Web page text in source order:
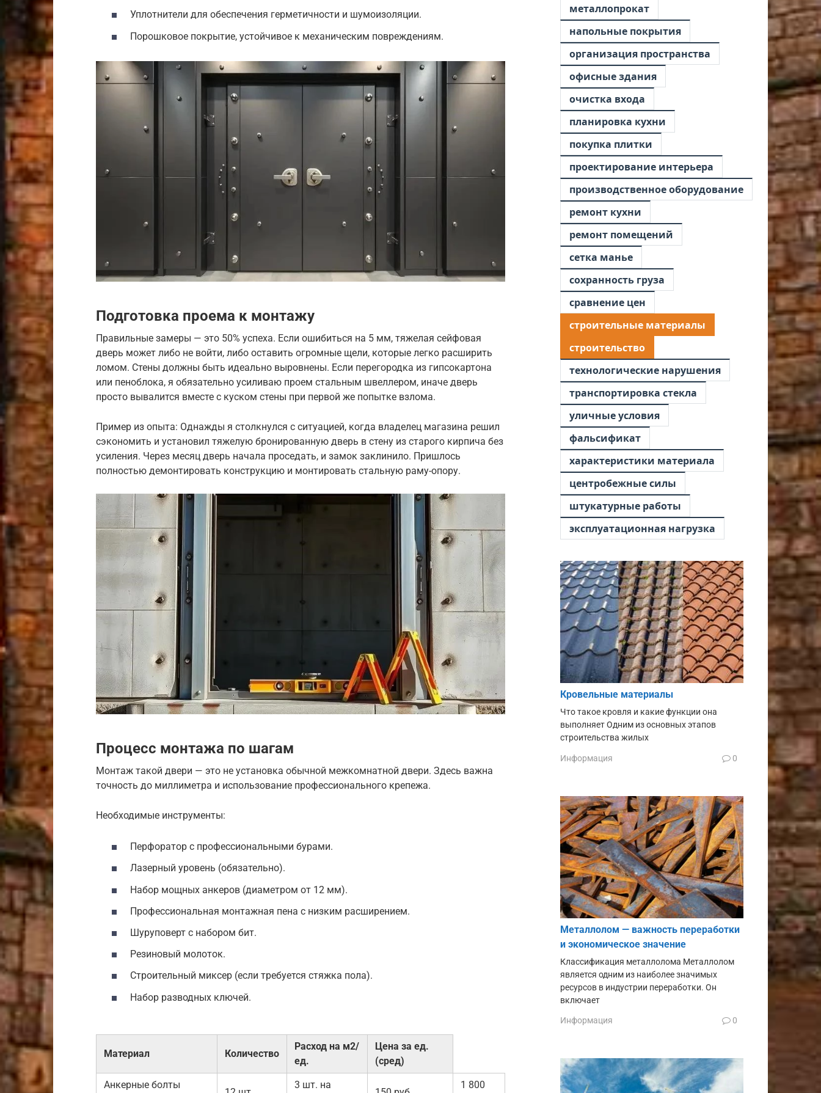
Уплотнители для обеспечения герметичности и шумоизоляции.
Порошковое покрытие, устойчивое к механическим повреждениям.
Подготовка проема к монтажу
Правильные замеры — это 50% успеха. Если ошибиться на 5 мм, тяжелая сейфовая
дверь может либо не войти, либо оставить огромные щели, которые легко расширить
ломом. Стены должны быть идеально выровнены. Если перегородка из гипсокартона
или пеноблока, я обязательно усиливаю проем стальным швеллером, иначе дверь
просто вывалится вместе с куском стены при первой же попытке взлома.
Пример из опыта: Однажды я столкнулся с ситуацией, когда владелец магазина решил
сэкономить и установил тяжелую бронированную дверь в стену из старого кирпича без
усиления. Через месяц дверь начала проседать, и замок заклинило. Пришлось
полностью демонтировать конструкцию и монтировать стальную раму-опору.
Процесс монтажа по шагам
Монтаж такой двери — это не установка обычной межкомнатной двери. Здесь важна
точность до миллиметра и использование профессионального крепежа.
Необходимые инструменты:
Перфоратор с профессиональными бурами.
Лазерный уровень (обязательно).
Набор мощных анкеров (диаметром от 12 мм).
Профессиональная монтажная пена с низким расширением.
Шуруповерт с набором бит.
Резиновый молоток.
Строительный миксер (если требуется стяжка пола).
Набор разводных ключей.
Материал Количество
Расход на м2/
ед.
Цена за ед.
(сред)
Анкерные болты 3 шт. на 1 800
металлопрокат
напольные покрытия
организация пространства
офисные здания
очистка входа
планировка кухни
покупка плитки
проектирование интерьера
производственное оборудование
ремонт кухни
ремонт помещений
сетка манье
сохранность груза
сравнение цен
строительные материалы
строительство
технологические нарушения
транспортировка стекла
уличные условия
фальсификат
характеристики материала
центробежные силы
штукатурные работы
эксплуатационная нагрузка
Кровельные материалы
Что такое кровля и какие функции она
выполняет Одним из основных этапов
строительства жилых
Информация 0
Металлолом — важность переработки
и экономическое значение
Классификация металлолома Металлолом
является одним из наиболее значимых
ресурсов в индустрии переработки. Он
включает
Информация 0